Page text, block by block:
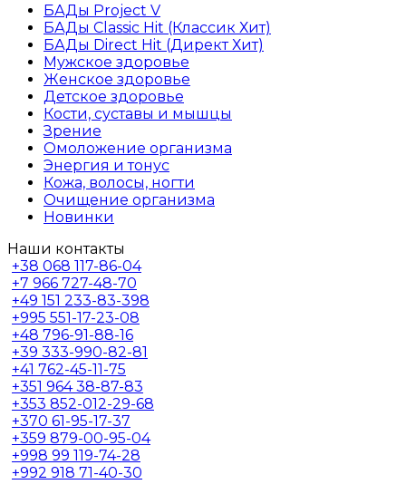
БАДы Project V
БАДы Classic Hit (Классик Хит)
БАДы Direct Hit (Директ Хит)
Мужское здоровье
Женское здоровье
Детское здоровье
Кости, суставы и мышцы
Зрение
Омоложение организма
Энергия и тонус
Кожа, волосы, ногти
Очищение организма
Новинки
Наши контакты
+38 068 117-86-04
+7 966 727-48-70
+49 151 233-83-398
+995 551-17-23-08
+48 796-91-88-16
+39 333-990-82-81
+41 762-45-11-75
+351 964 38-87-83
+353 852-012-29-68
+370 61-95-17-37
+359 879-00-95-04
+998 99 119-74-28
+992 918 71-40-30